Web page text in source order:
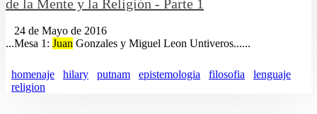
de la Mente y la Religión - Parte 1
24 de Mayo de 2016
...Mesa 1: Juan Gonzales y Miguel Leon Untiveros......
homenaje hilary putnam epistemologia filosofia
lenguaje
religion